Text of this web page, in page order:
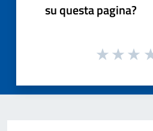
su questa pagina?